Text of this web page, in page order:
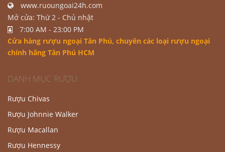
www.ruoungoai24h.com
Mở cửa: Thứ 2 - Chủ nhật
7:00 AM - 23:00 PM
Cửa hàng rượu ngoại Tân Phú, chuyên các loại rượu ngoại
chính hãng Tân Phú HCM
DANH MỤC RƯỢU
Rượu Chivas
Rượu Johnnie Walker
Rượu Macallan
Rượu Hennessy